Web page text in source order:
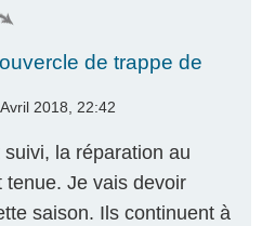
de trappe de
2018, 22:42
la réparation au
tenue. Je vais devoir
saison. Ils continuent à